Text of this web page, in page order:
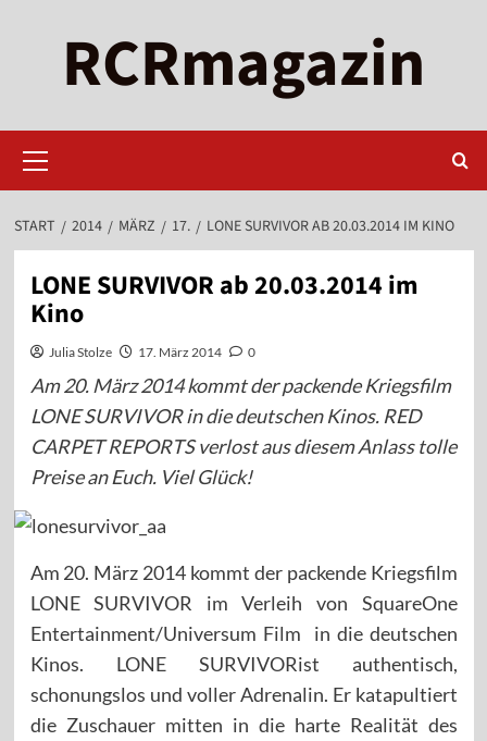
RCRmagazin
Menü
START 2014 MÄRZ 17. LONE SURVIVOR AB 20.03.2014 IM KINO
LONE SURVIVOR ab 20.03.2014 im
Kino
Julia Stolze 17. März 2014 0
Am 20. März 2014 kommt der packende Kriegsfilm
LONE SURVIVOR in die deutschen Kinos. RED
CARPET REPORTS verlost aus diesem Anlass tolle
Preise an Euch. Viel Glück!
Am 20. März 2014 kommt der packende Kriegsfilm
LONE SURVIVOR im Verleih von SquareOne
Entertainment/Universum Film in die deutschen
Kinos. LONE SURVIVORist authentisch,
schonungslos und voller Adrenalin. Er katapultiert
die Zuschauer mitten in die harte Realität des